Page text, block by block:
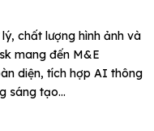
chất lượng hình ảnh và
mang đến M&E
diện, tích hợp AI thông
sáng tạo...